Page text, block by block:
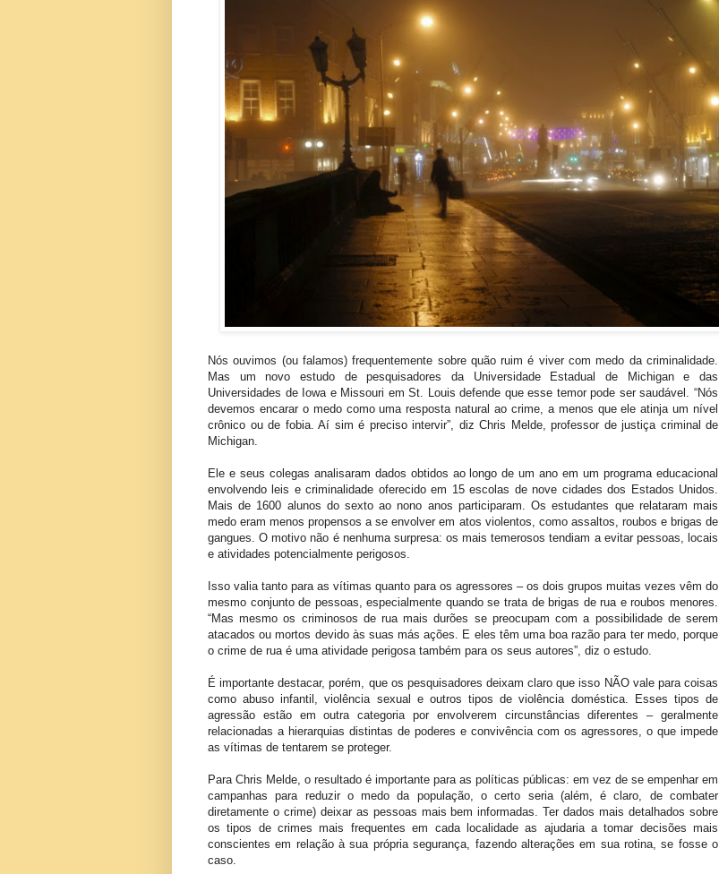
Nós ouvimos (ou falamos) frequentemente sobre quão ruim é viver com medo da criminalidade.
Mas um novo estudo de pesquisadores da Universidade Estadual de Michigan e das
Universidades de Iowa e Missouri em St. Louis defende que esse temor pode ser saudável. “Nós
devemos encarar o medo como uma resposta natural ao crime, a menos que ele atinja um nível
crônico ou de fobia. Aí sim é preciso intervir”, diz Chris Melde, professor de justiça criminal de
Michigan.
Ele e seus colegas analisaram dados obtidos ao longo de um ano em um programa educacional
envolvendo leis e criminalidade oferecido em 15 escolas de nove cidades dos Estados Unidos.
Mais de 1600 alunos do sexto ao nono anos participaram. Os estudantes que relataram mais
medo eram menos propensos a se envolver em atos violentos, como assaltos, roubos e brigas de
gangues. O motivo não é nenhuma surpresa: os mais temerosos tendiam a evitar pessoas, locais
e atividades potencialmente perigosos.
Isso valia tanto para as vítimas quanto para os agressores – os dois grupos muitas vezes vêm do
mesmo conjunto de pessoas, especialmente quando se trata de brigas de rua e roubos menores.
“Mas mesmo os criminosos de rua mais durões se preocupam com a possibilidade de serem
atacados ou mortos devido às suas más ações. E eles têm uma boa razão para ter medo, porque
o crime de rua é uma atividade perigosa também para os seus autores”, diz o estudo.
É importante destacar, porém, que os pesquisadores deixam claro que isso NÃO vale para coisas
como abuso infantil, violência sexual e outros tipos de violência doméstica. Esses tipos de
agressão estão em outra categoria por envolverem circunstâncias diferentes – geralmente
relacionadas a hierarquias distintas de poderes e convivência com os agressores, o que impede
as vítimas de tentarem se proteger.
Para Chris Melde, o resultado é importante para as políticas públicas: em vez de se empenhar em
campanhas para reduzir o medo da população, o certo seria (além, é claro, de combater
diretamente o crime) deixar as pessoas mais bem informadas. Ter dados mais detalhados sobre
os tipos de crimes mais frequentes em cada localidade as ajudaria a tomar decisões mais
conscientes em relação à sua própria segurança, fazendo alterações em sua rotina, se fosse o
caso.